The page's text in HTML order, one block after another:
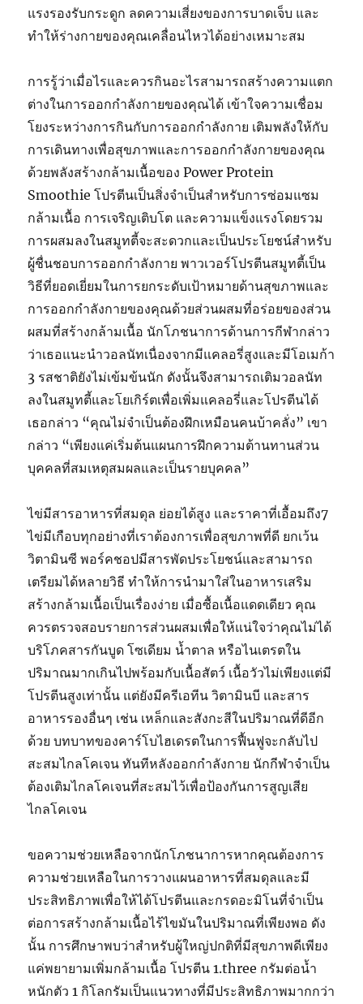
แรงรองรับกระดูก ลดความเสี่ยงของการบาดเจ็บ และ
ทำให้ร่างกายของคุณเคลื่อนไหวได้อย่างเหมาะสม
การรู้ว่าเมื่อไรและควรกินอะไรสามารถสร้างความแตก
ต่างในการออกกำลังกายของคุณได้ เข้าใจความเชื่อม
โยงระหว่างการกินกับการออกกำลังกาย เติมพลังให้กับ
การเดินทางเพื่อสุขภาพและการออกกำลังกายของคุณ
ด้วยพลังสร้างกล้ามเนื้อของ Power Protein
Smoothie โปรตีนเป็นสิ่งจำเป็นสำหรับการซ่อมแซม
กล้ามเนื้อ การเจริญเติบโต และความแข็งแรงโดยรวม
การผสมลงในสมูทตี้จะสะดวกและเป็นประโยชน์สำหรับ
ผู้ชื่นชอบการออกกำลังกาย พาวเวอร์โปรตีนสมูทตี้เป็น
วิธีที่ยอดเยี่ยมในการยกระดับเป้าหมายด้านสุขภาพและ
การออกกำลังกายของคุณด้วยส่วนผสมที่อร่อยของส่วน
ผสมที่สร้างกล้ามเนื้อ นักโภชนาการด้านการกีฬากล่าว
ว่าเธอแนะนำวอลนัทเนื่องจากมีแคลอรี่สูงและมีโอเมก้า
3 รสชาติยังไม่เข้มข้นนัก ดังนั้นจึงสามารถเติมวอลนัท
ลงในสมูทตี้และโยเกิร์ตเพื่อเพิ่มแคลอรี่และโปรตีนได้
เธอกล่าว “คุณไม่จำเป็นต้องฝึกเหมือนคนบ้าคลั่ง” เขา
กล่าว “เพียงแค่เริ่มต้นแผนการฝึกความต้านทานส่วน
บุคคลที่สมเหตุสมผลและเป็นรายบุคคล”
ไข่มีสารอาหารที่สมดุล ย่อยได้สูง และราคาที่เอื้อมถึง7
ไข่มีเกือบทุกอย่างที่เราต้องการเพื่อสุขภาพที่ดี ยกเว้น
วิตามินซี พอร์คชอปมีสารพัดประโยชน์และสามารถ
เตรียมได้หลายวิธี ทำให้การนำมาใส่ในอาหารเสริม
สร้างกล้ามเนื้อเป็นเรื่องง่าย เมื่อซื้อเนื้อแดดเดียว คุณ
ควรตรวจสอบรายการส่วนผสมเพื่อให้แน่ใจว่าคุณไม่ได้
บริโภคสารกันบูด โซเดียม น้ำตาล หรือไนเตรตใน
ปริมาณมากเกินไปพร้อมกับเนื้อสัตว์ เนื้อวัวไม่เพียงแต่มี
โปรตีนสูงเท่านั้น แต่ยังมีครีเอทีน วิตามินบี และสาร
อาหารรองอื่นๆ เช่น เหล็กและสังกะสีในปริมาณที่ดีอีก
ด้วย บทบาทของคาร์โบไฮเดรตในการฟื้นฟูจะกลับไป
สะสมไกลโคเจน ทันทีหลังออกกำลังกาย นักกีฬาจำเป็น
ต้องเติมไกลโคเจนที่สะสมไว้เพื่อป้องกันการสูญเสีย
ไกลโคเจน
ขอความช่วยเหลือจากนักโภชนาการหากคุณต้องการ
ความช่วยเหลือในการวางแผนอาหารที่สมดุลและมี
ประสิทธิภาพเพื่อให้ได้โปรตีนและกรดอะมิโนที่จำเป็น
ต่อการสร้างกล้ามเนื้อไร้ไขมันในปริมาณที่เพียงพอ ดัง
นั้น การศึกษาพบว่าสำหรับผู้ใหญ่ปกติที่มีสุขภาพดีเพียง
แค่พยายามเพิ่มกล้ามเนื้อ โปรตีน 1.three กรัมต่อน้ำ
หนักตัว 1 กิโลกรัมเป็นแนวทางที่มีประสิทธิภาพมากกว่า